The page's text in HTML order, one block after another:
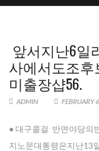
앞서지난6일
사에서도조
미 출장샵56.
ADMIN FEBRUARY
● 대구콜걸 반면야당의
지노문대통령은지난13